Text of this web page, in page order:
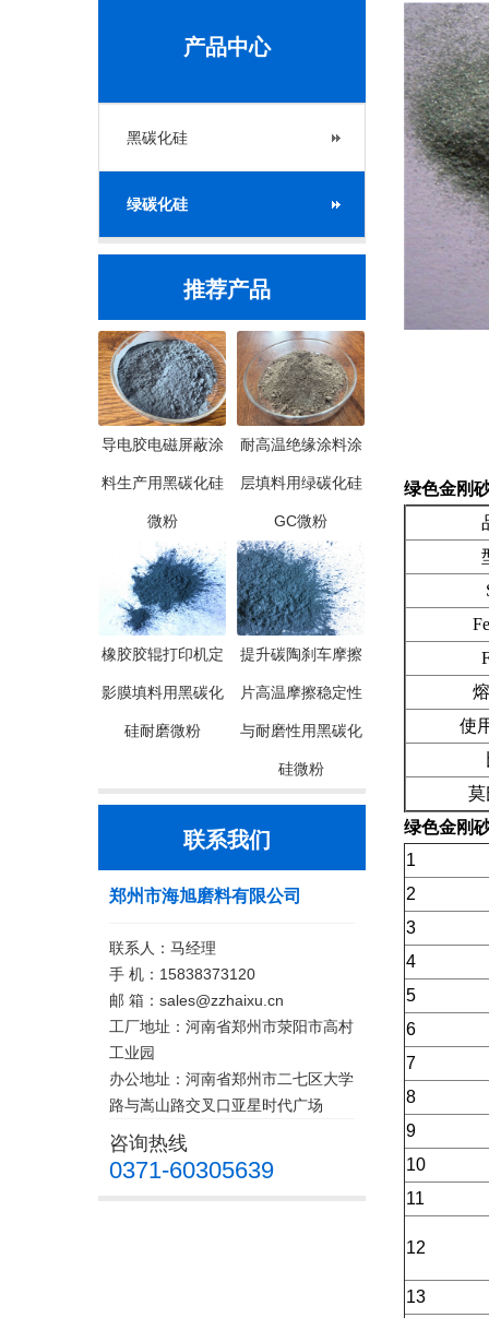
产品中心
黑碳化硅
绿碳化硅
推荐产品
导电胶电磁屏蔽涂
料生产用黑碳化硅
微粉
耐高温绝缘涂料涂
层填料用绿碳化硅
GC微粉
橡胶胶辊打印机定
影膜填料用黑碳化
硅耐磨微粉
提升碳陶刹车摩擦
片高温摩擦稳定性
与耐磨性用黑碳化
硅微粉
联系我们
郑州市海旭磨料有限公司
联系人：马经理
手 机：15838373120
邮 箱：sales@zzhaixu.cn
工厂地址：河南省郑州市荥阳市高村
工业园
办公地址：河南省郑州市二七区大学
路与嵩山路交叉口亚星时代广场
咨询热线
0371-60305639
绿色金刚
品
型
熔
使用
比
莫氏
绿色金刚
1
2
3
4
5
6
7
8
9
10
11
12
13